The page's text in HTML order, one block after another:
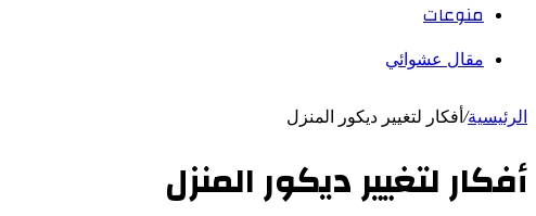
منوعات
مقال عشوائي
الرئيسية/ أفكار لتغيير ديكور المنزل
أفكار لتغيير ديكور المنزل